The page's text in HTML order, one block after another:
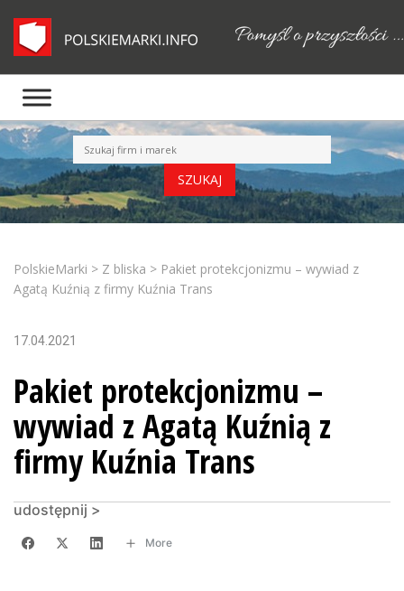
PolskieMarki > Z bliska > Pakiet protekcjonizmu – wywiad z
Agatą Kuźnią z firmy Kuźnia Trans
17.04.2021
Pakiet protekcjonizmu –
wywiad z Agatą Kuźnią z
firmy Kuźnia Trans
udostępnij >
More